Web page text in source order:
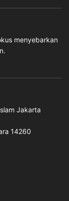
menyebarkan
Jakarta
14260